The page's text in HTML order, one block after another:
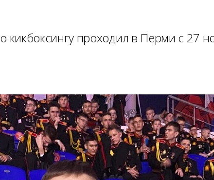
кикбоксингу проходил в Перми с 27